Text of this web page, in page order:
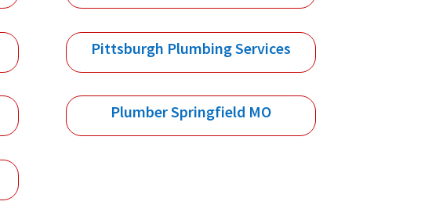
Pittsburgh Plumbing Services
Plumber Springfield MO